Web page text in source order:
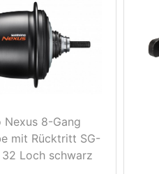
Nexus 8-Gang
mit Rücktritt SG-
Loch schwarz